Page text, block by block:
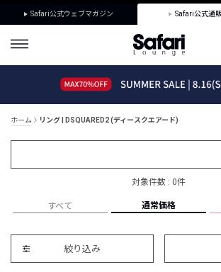
Safari公式ウェブマガジン Safari公式通
ホーム リング | DSQUARED2 (ディースクエアード)
対象件数 : 0件
すべて 通常価格
絞り込み